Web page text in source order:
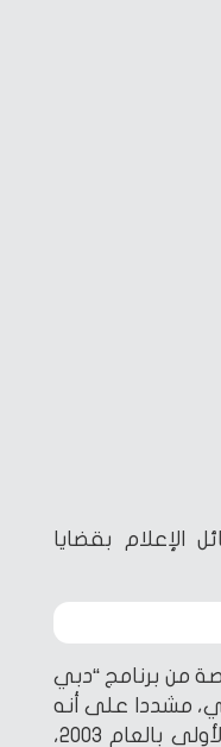
بقضايا
من برنامج “دبي
مشددا على أنه
عرف الحب الحقيقي للمرة الأولى بالعام 2003،